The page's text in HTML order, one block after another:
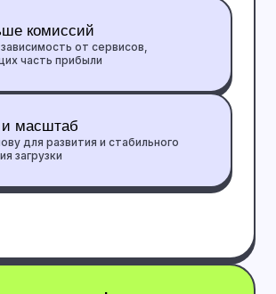
трафик и направляем его
количество обращений
Этап #5